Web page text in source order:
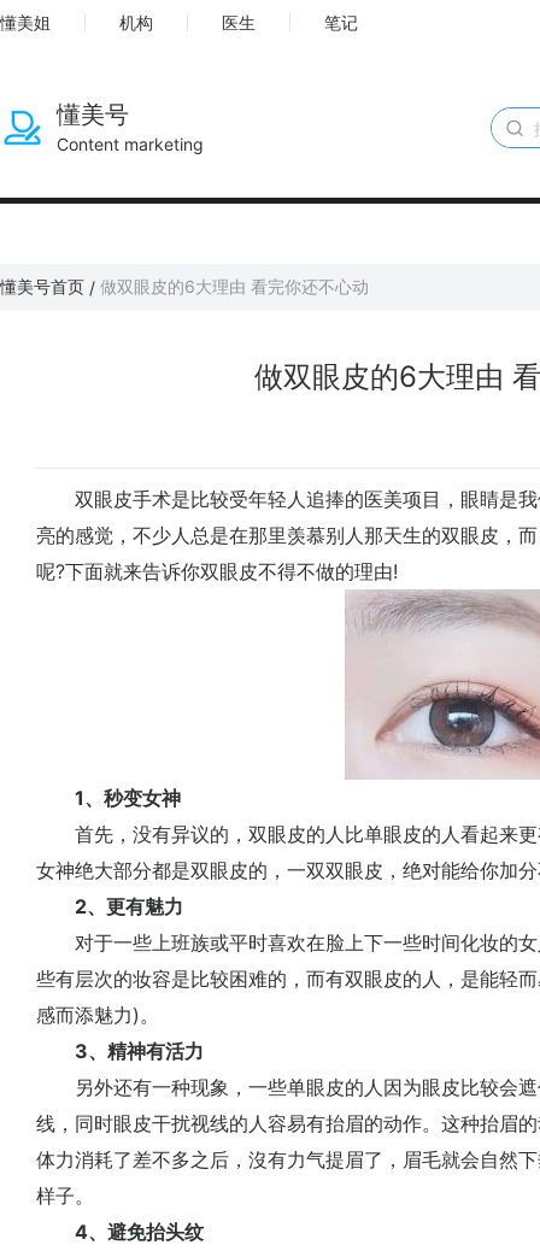
懂美姐 机构 医生 笔记
懂美号
Content marketing
懂美号首页 / 做双眼皮的6大理由 看完你还不心动
做双眼皮的6大理由
双眼皮手术是比较受年轻人追捧的医美项目，眼睛是我
亮的感觉，不少人总是在那里羡慕别人那天生的双眼皮，
呢?下面就来告诉你双眼皮不得不做的理由!
1、秒变女神
首先，没有异议的，双眼皮的人比单眼皮的人看起来更
女神绝大部分都是双眼皮的，一双双眼皮，绝对能给你加
2、更有魅力
对于一些上班族或平时喜欢在脸上下一些时间化妆的女
些有层次的妆容是比较困难的，而有双眼皮的人，是能轻
感而添魅力)。
3、精神有活力
另外还有一种现象，一些单眼皮的人因为眼皮比较会遮
线，同时眼皮干扰视线的人容易有抬眉的动作。这种抬眉
体力消耗了差不多之后，沒有力气提眉了，眉毛就会自然
样子。
4、避免抬头纹